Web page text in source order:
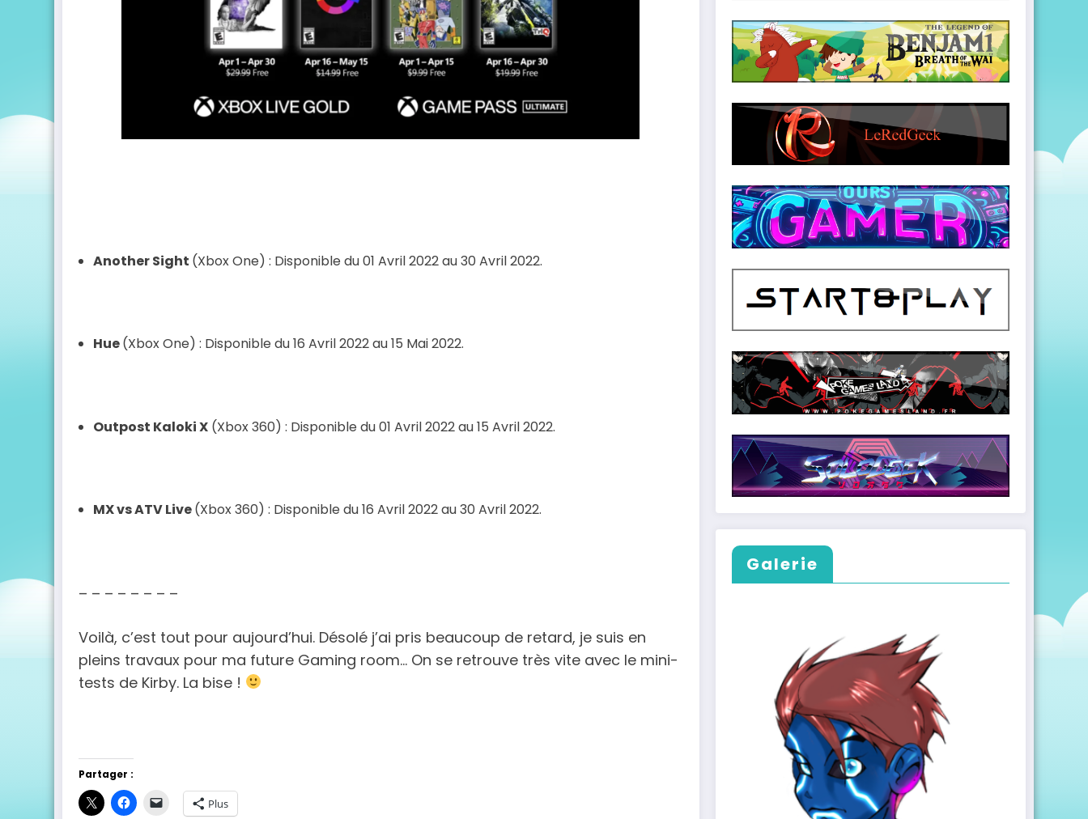
Another Sight (Xbox One) : Disponible du 01 Avril 2022 au 30 Avril 2022.
Hue(Xbox One) : Disponible du 16 Avril 2022 au 15 Mai 2022.
Outpost Kaloki X (Xbox 360) : Disponible du 01 Avril 2022 au 15 Avril 2022.
MX vs ATV Live(Xbox 360) : Disponible du 16 Avril 2022 au 30 Avril 2022.
– – – – – – – –
Voilà, c’est tout pour aujourd’hui. Désolé j’ai pris beaucoup de retard, je suis en
pleins travaux pour ma future Gaming room… On se retrouve très vite avec le mini-
tests de Kirby. La bise !
Partager :
Plus
Galerie